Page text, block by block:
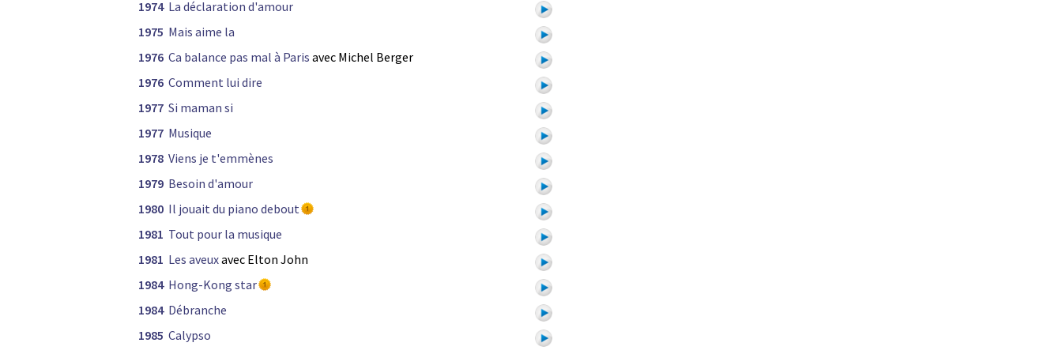
1974 La déclaration d'amour
1975 Mais aime la
1976 Ca balance pas mal à Paris avec Michel Berger
1976 Comment lui dire
1977 Si maman si
1977 Musique
1978 Viens je t'emmènes
1979 Besoin d'amour
1980 Il jouait du piano debout
1981 Tout pour la musique
1981 Les aveuxavec Elton John
1984 Hong-Kong star
1984 Débranche
1985 Calypso